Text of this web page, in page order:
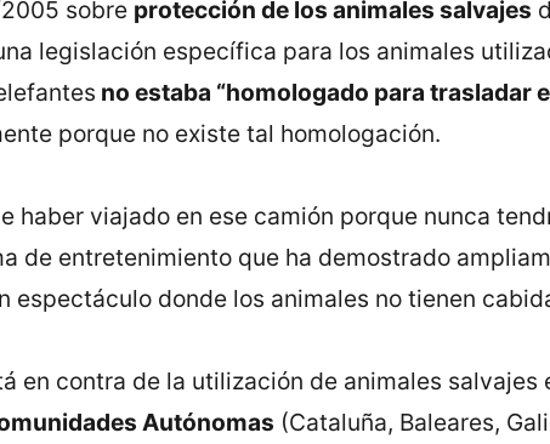
sobre protección de los animales salvajes
legislación específica para los animales
no estaba “homologado para trasladar
porque no existe tal homologación.
haber viajado en ese camión porque nunca
de entretenimiento que ha demostrado
espectáculo donde los animales no tienen
en contra de la utilización de animales salvajes
Autónomas (Cataluña, Baleares,